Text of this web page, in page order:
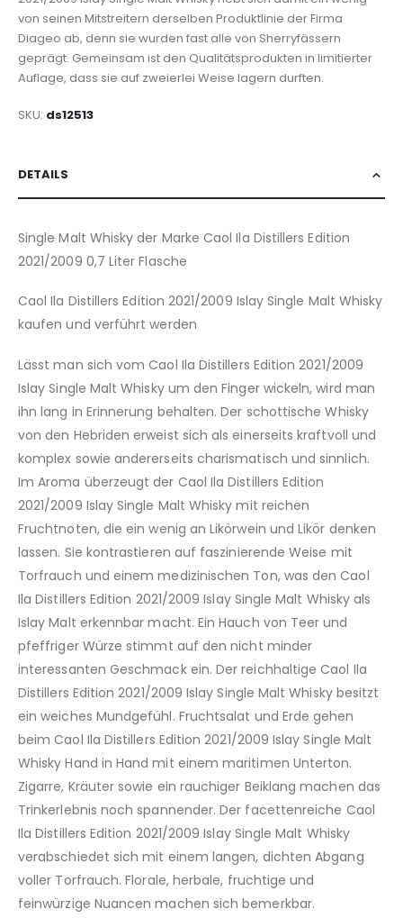
von seinen Mitstreitern derselben Produktlinie der Firma
Diageo ab, denn sie wurden fast alle von Sherryfässern
geprägt. Gemeinsam ist den Qualitätsprodukten in limitierter
Auflage, dass sie auf zweierlei Weise lagern durften.
SKU ds12513
DETAILS
Single Malt Whisky der Marke Caol Ila Distillers Edition
2021/2009 0,7 Liter Flasche
Caol Ila Distillers Edition 2021/2009 Islay Single Malt Whisky
kaufen und verführt werden
Lässt man sich vom Caol Ila Distillers Edition 2021/2009
Islay Single Malt Whisky um den Finger wickeln, wird man
ihn lang in Erinnerung behalten. Der schottische Whisky
von den Hebriden erweist sich als einerseits kraftvoll und
komplex sowie andererseits charismatisch und sinnlich.
Im Aroma überzeugt der Caol Ila Distillers Edition
2021/2009 Islay Single Malt Whisky mit reichen
Fruchtnoten, die ein wenig an Likörwein und Likör denken
lassen. Sie kontrastieren auf faszinierende Weise mit
Torfrauch und einem medizinischen Ton, was den Caol
Ila Distillers Edition 2021/2009 Islay Single Malt Whisky als
Islay Malt erkennbar macht. Ein Hauch von Teer und
pfeffriger Würze stimmt auf den nicht minder
interessanten Geschmack ein. Der reichhaltige Caol Ila
Distillers Edition 2021/2009 Islay Single Malt Whisky besitzt
ein weiches Mundgefühl. Fruchtsalat und Erde gehen
beim Caol Ila Distillers Edition 2021/2009 Islay Single Malt
Whisky Hand in Hand mit einem maritimen Unterton.
Zigarre, Kräuter sowie ein rauchiger Beiklang machen das
Trinkerlebnis noch spannender. Der facettenreiche Caol
Ila Distillers Edition 2021/2009 Islay Single Malt Whisky
verabschiedet sich mit einem langen, dichten Abgang
voller Torfrauch. Florale, herbale, fruchtige und
feinwürzige Nuancen machen sich bemerkbar.